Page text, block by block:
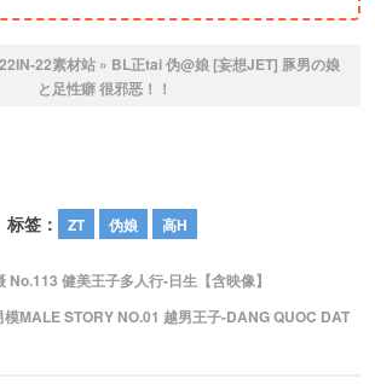
22IN-22素材站 » BL正tai 伪@娘 [妄想JET] 豚男の娘
と足性癖 很邪恶！！
标签： ZT 伪娘 高H
健美王子多人行-日生【含映像】
模MALE STORY NO.01 越男王子-DANG QUOC DAT